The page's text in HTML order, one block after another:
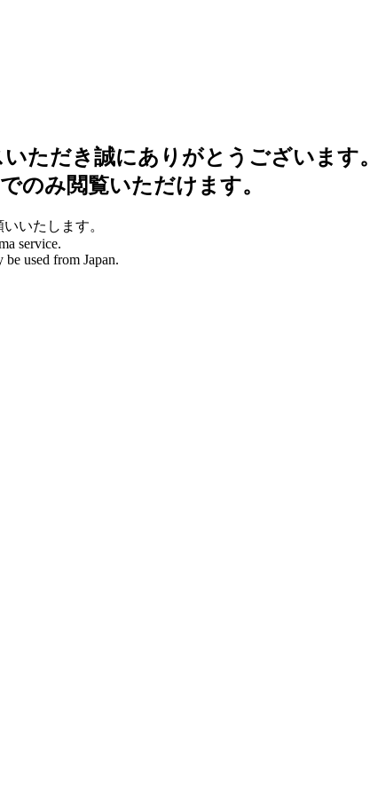
ただき誠にありがとうございます。
のみ閲覧いただけます。
いたします。
service.
used from Japan.